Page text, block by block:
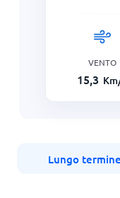
VENTO
15,3
Lungo termine